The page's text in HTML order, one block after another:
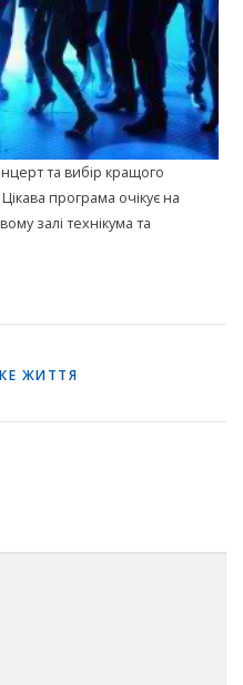
та вибір кращого
програма очікує на
залі технікума та
ЖИТТЯ